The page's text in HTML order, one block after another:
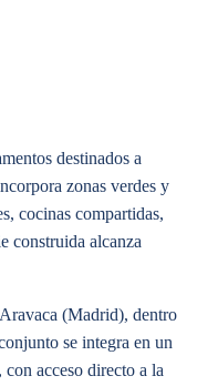
destinados a
zonas verdes y
cocinas compartidas,
construida alcanza
(Madrid), dentro
se integra en un
acceso directo a la